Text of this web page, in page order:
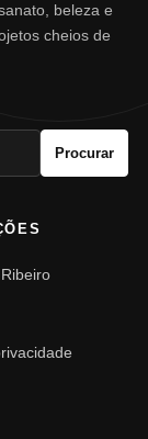
beleza e
cheios de
Procurar